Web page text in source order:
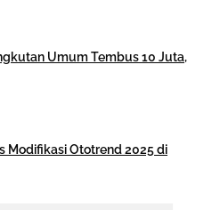
Umum Tembus 10 Juta,
Modifikasi Ototrend 2025 di